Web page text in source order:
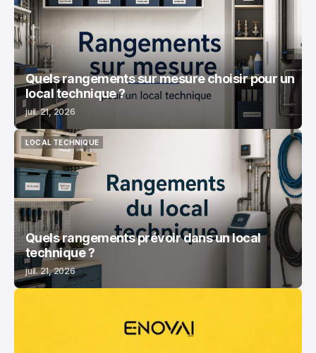
Quels rangements sur mesure choisir pour un
local technique ?
juil. 21, 2026
LOCAL TECHNIQUE
LOCAL TECHNIQUE
Quels rangements prévoir dans un local
technique ?
juil. 21, 2026